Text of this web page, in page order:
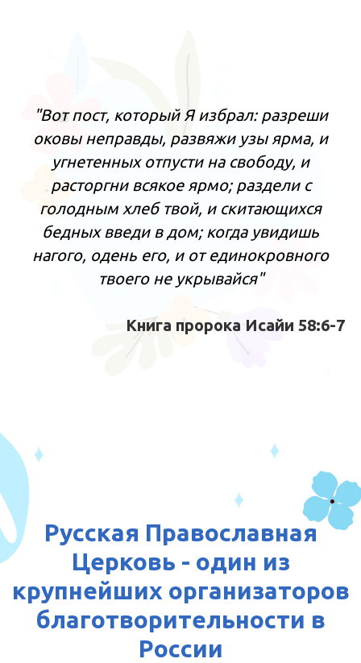
"Вот пост, который Я избрал: разреши
оковы неправды, развяжи узы ярма, и
угнетенных отпусти на свободу, и
расторгни всякое ярмо; раздели с
голодным хлеб твой, и скитающихся
бедных введи в дом; когда увидишь
нагого, одень его, и от единокровного
твоего не укрывайся"
Книга пророка Исайи 58:6-7
Русская Православная
Церковь - один из
крупнейших организаторов
благотворительности в
России